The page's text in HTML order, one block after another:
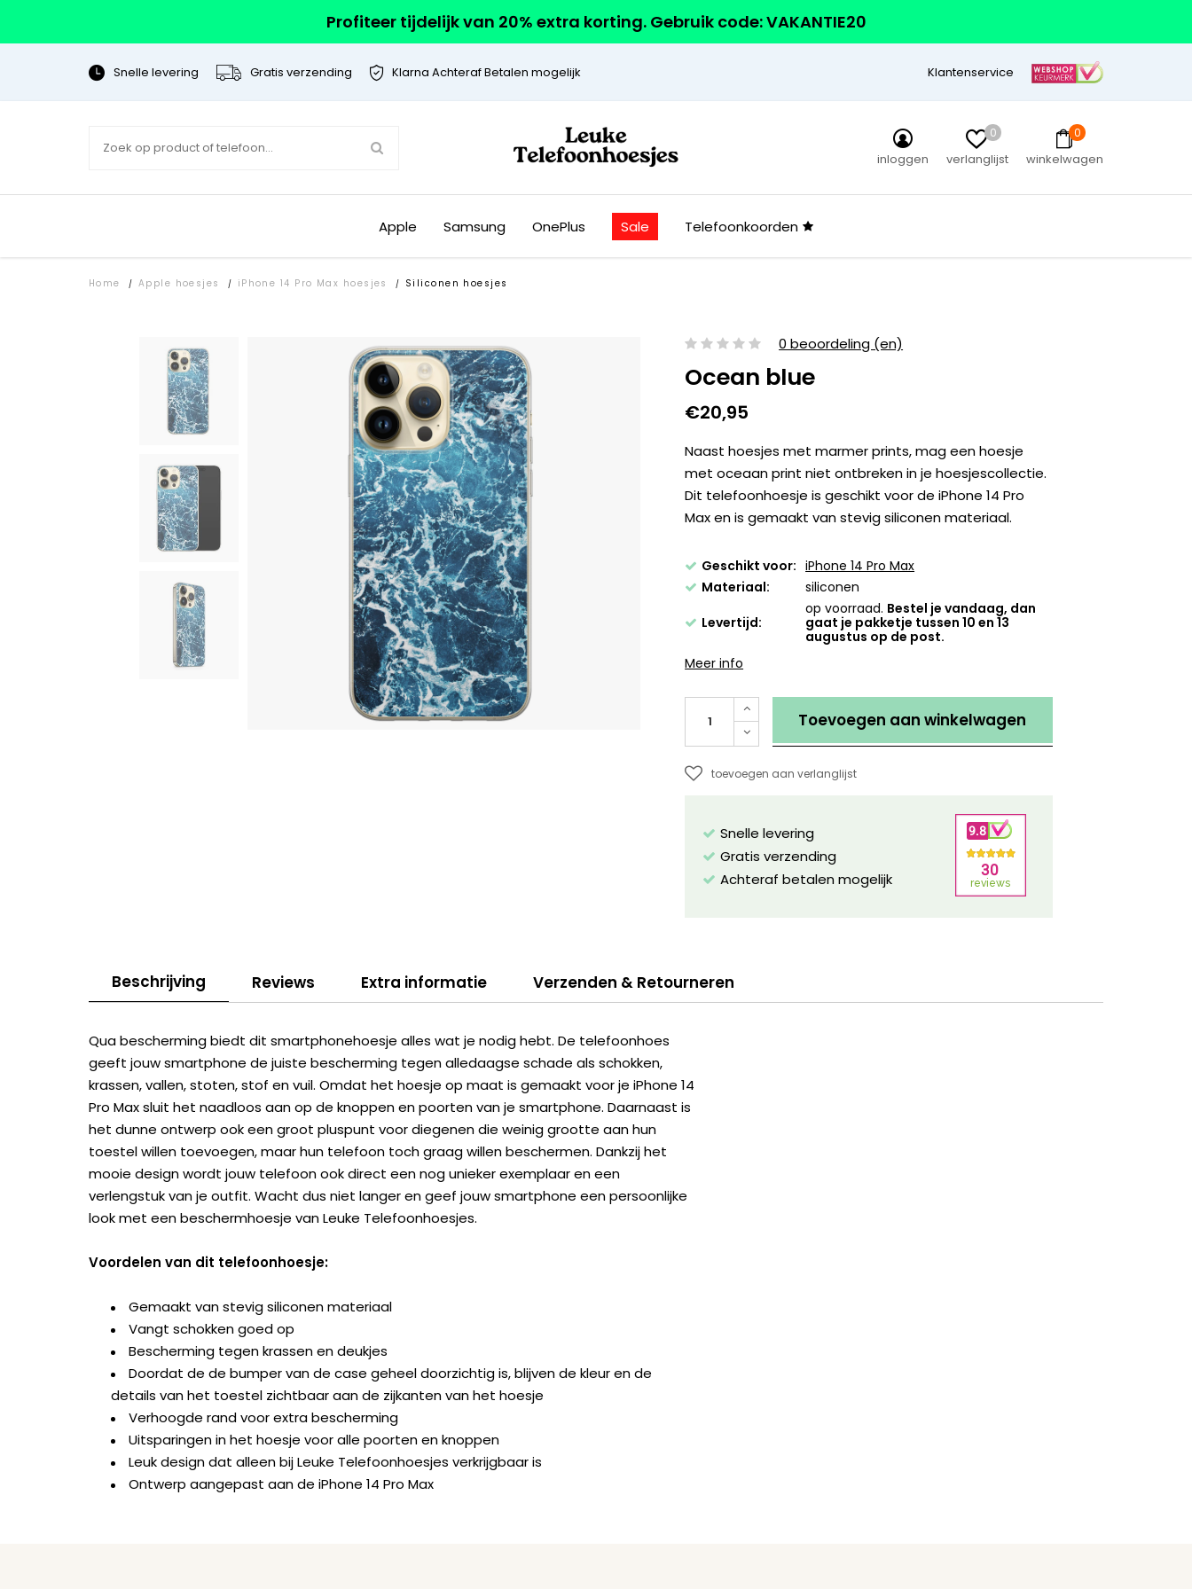
Profiteer tijdelijk van 20% extra korting. Gebruik code: VAKANTIE20
Snelle levering Gratis verzending Klarna Achteraf Betalen mogelijk Klantenservice
inloggen
0
verlanglijst
0
winkelwagen
Apple Samsung OnePlus Sale Telefoonkoorden
Home / Apple hoesjes / iPhone 14 Pro Max hoesjes / Siliconen hoesjes
0 beoordeling (en)
Ocean blue
€20,95
Naast hoesjes met marmer prints, mag een hoesje
met oceaan print niet ontbreken in je hoesjescollectie.
Dit telefoonhoesje is geschikt voor de iPhone 14 Pro
Max en is gemaakt van stevig siliconen materiaal.
Geschikt voor: iPhone 14 Pro Max
Materiaal:
siliconen
Levertijd:
op voorraad. Bestel je vandaag, dan
gaat je pakketje tussen 10 en 13
augustus op de post.
Meer info
Toevoegen aan winkelwagen
toevoegen aan verlanglijst
Snelle levering
Gratis verzending
Achteraf betalen mogelijk
Beschrijving Reviews Extra informatie Verzenden & Retourneren
Qua bescherming biedt dit smartphonehoesje alles wat je nodig hebt. De telefoonhoes
geeft jouw smartphone de juiste bescherming tegen alledaagse schade als schokken,
krassen, vallen, stoten, stof en vuil. Omdat het hoesje op maat is gemaakt voor je iPhone 14
Pro Max sluit het naadloos aan op de knoppen en poorten van je smartphone. Daarnaast is
het dunne ontwerp ook een groot pluspunt voor diegenen die weinig grootte aan hun
toestel willen toevoegen, maar hun telefoon toch graag willen beschermen. Dankzij het
mooie design wordt jouw telefoon ook direct een nog unieker exemplaar en een
verlengstuk van je outfit. Wacht dus niet langer en geef jouw smartphone een persoonlijke
look met een beschermhoesje van Leuke Telefoonhoesjes.
Voordelen van dit telefoonhoesje:
Gemaakt van stevig siliconen materiaal
Vangt schokken goed op
Bescherming tegen krassen en deukjes
Doordat de de bumper van de case geheel doorzichtig is, blijven de kleur en de
details van het toestel zichtbaar aan de zijkanten van het hoesje
Verhoogde rand voor extra bescherming
Uitsparingen in het hoesje voor alle poorten en knoppen
Leuk design dat alleen bij Leuke Telefoonhoesjes verkrijgbaar is
Ontwerp aangepast aan de iPhone 14 Pro Max